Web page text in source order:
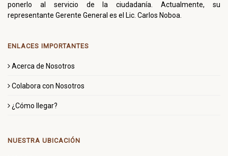
ponerlo al servicio de la ciudadanía. Actualmente, su
representante Gerente General es el Lic. Carlos Noboa.
ENLACES IMPORTANTES
Acerca de Nosotros
Colabora con Nosotros
¿Cómo llegar?
NUESTRA UBICACIÓN